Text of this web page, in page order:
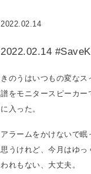
2022.02.14
2022.02.14
きのうはいつもの変な
譜をモニタースピーカー
に入った。
アラームをかけないで
思うけれど、今月はゆ
われもない、大丈夫。